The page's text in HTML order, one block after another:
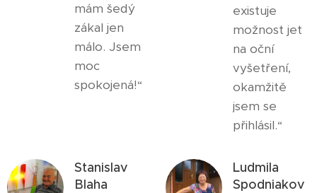
mám šedý
zákal jen
málo. Jsem
moc
spokojená!“
existuje
možnost jet
na oční
vyšetření,
okamžitě
jsem se
přihlásil.“
Stanislav
Blaha
Ludmila
Spodniakov